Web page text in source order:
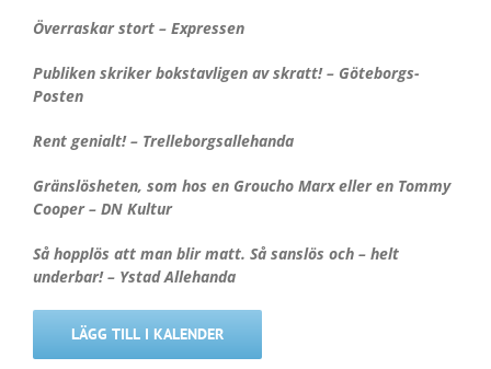
Överraskar stort – Expressen
Publiken skriker bokstavligen av skratt! – Göteborgs-
Posten
Rent genialt! – Trelleborgsallehanda
Gränslösheten, som hos en Groucho Marx eller en Tommy
Cooper – DN Kultur
Så hopplös att man blir matt. Så sanslös och – helt
underbar! – Ystad Allehanda
LÄGG TILL I KALENDER